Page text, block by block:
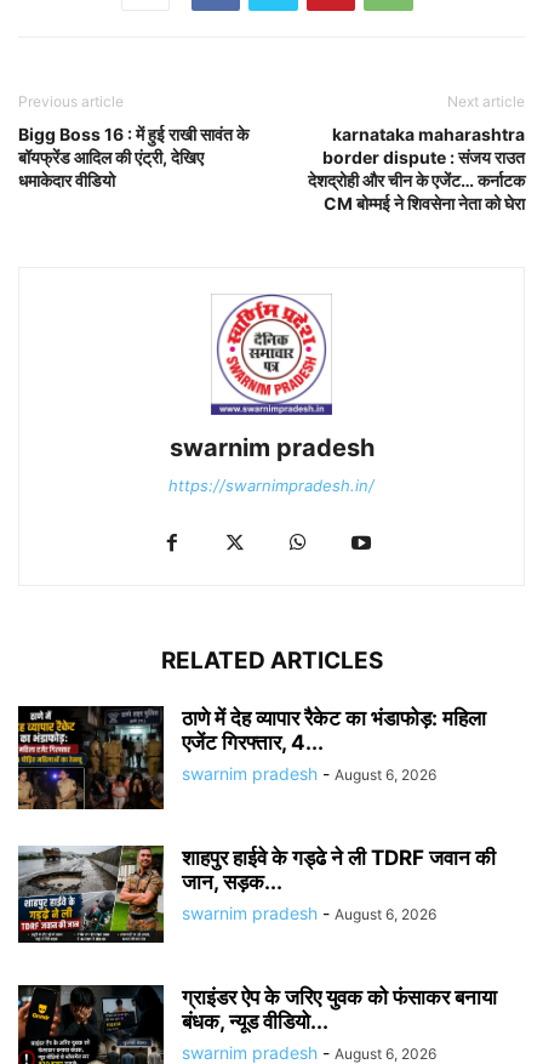
Previous article
Bigg Boss 16 : में हुई राखी सावंत के
बॉयफ्रेंड आदिल की एंट्री, देखिए
धमाकेदार वीडियो
Next article
karnataka maharashtra
border dispute : संजय राउत
देशद्रोही और चीन के एजेंट… कर्नाटक
CM बोम्मई ने शिवसेना नेता को घेरा
swarnim pradesh
https://swarnimpradesh.in/
RELATED ARTICLES
ठाणे में देह व्यापार रैकेट का भंडाफोड़: महिला
एजेंट गिरफ्तार, 4...
swarnim pradesh - August 6, 2026
शाहपुर हाईवे के गड्ढे ने ली TDRF जवान की
जान, सड़क...
swarnim pradesh - August 6, 2026
ग्राइंडर ऐप के जरिए युवक को फंसाकर बनाया
बंधक, न्यूड वीडियो...
swarnim pradesh - August 6, 2026